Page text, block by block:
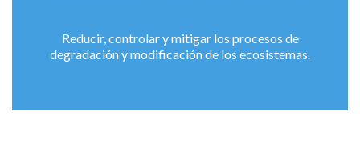
Reducir, controlar y mitigar los procesos de
degradación y modificación de los ecosistemas.